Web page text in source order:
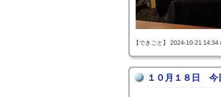
【できごと】 2024-10-21
１０月１８日 今